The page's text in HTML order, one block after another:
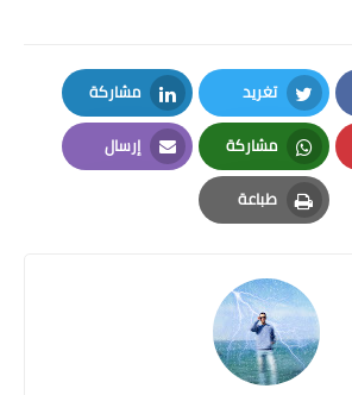
تغريد
Twitter
مشاركة
LinkedIn
مشاركة
Whatsapp
إرسال
Email
طباعة
Print